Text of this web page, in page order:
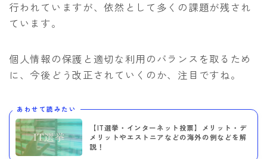
行われていますが、依然として多くの課題が残され
ています。
個人情報の保護と適切な利用のバランスを取るため
に、今後どう改正されていくのか、注目ですね。
あわせて読みたい
【IT選挙・インターネット投票】メリット・デ
メリットやエストニアなどの海外の例などを解
説！